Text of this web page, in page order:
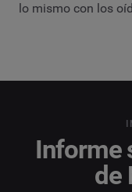
lo mismo con los
Informe
de